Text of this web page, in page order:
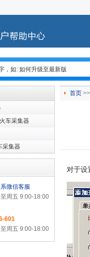
车采集器
采集器
微信客服
周五 9:00-18:00
601
周五 9:00-18:00
首页 >>
对于设